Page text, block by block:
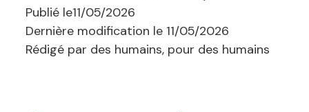
Publié le11/05/2026
Dernière modification le 11/05/2026
Rédigé par des humains, pour des humains